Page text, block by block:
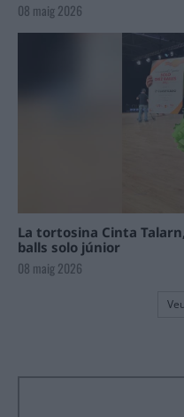
08 maig 2026
La tortosina Cinta
balls solo júnior
08 maig 2026